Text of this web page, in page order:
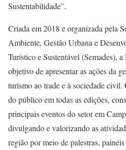
Sustentabilidade”.
Criada em 2018 e organizada pela
Ambiente, Gestão Urbana e
Turístico e Sustentável (Semades),
objetivo de apresentar as ações da
turismo ao trade e à sociedade civil.
do público em todas as edições,
principais eventos do setor em
divulgando e valorizando as
região por meio de palestras,